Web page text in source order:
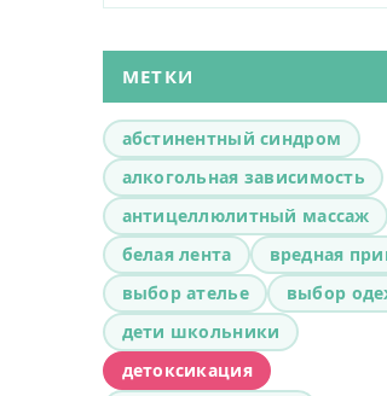
МЕТКИ
абстинентный синдром
алкогольная зависимость
антицеллюлитный массаж
белая лента
вредная
выбор ателье
выбор
дети школьники
детоксикация